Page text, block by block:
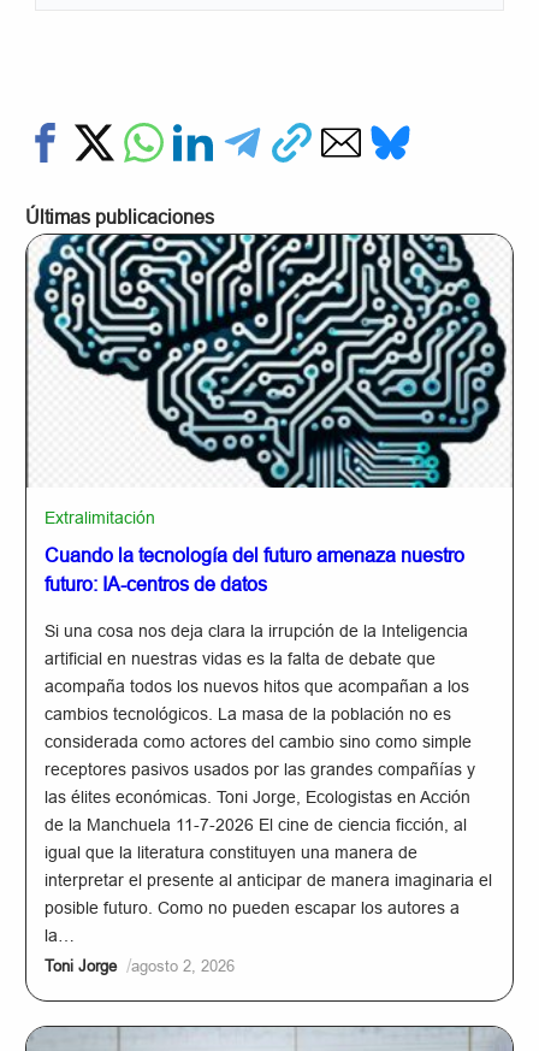
Últimas publicaciones
Extralimitación
Cuando la tecnología del futuro amenaza nuestro
futuro: IA-centros de datos
Si una cosa nos deja clara la irrupción de la Inteligencia
artificial en nuestras vidas es la falta de debate que
acompaña todos los nuevos hitos que acompañan a los
cambios tecnológicos. La masa de la población no es
considerada como actores del cambio sino como simple
receptores pasivos usados por las grandes compañías y
las élites económicas. Toni Jorge, Ecologistas en Acción
de la Manchuela 11-7-2026 El cine de ciencia ficción, al
igual que la literatura constituyen una manera de
interpretar el presente al anticipar de manera imaginaria el
posible futuro. Como no pueden escapar los autores a
la…
Toni Jorge /agosto 2, 2026